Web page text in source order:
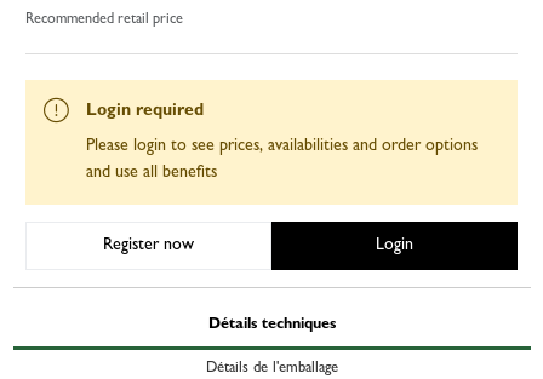
Recommended retail price
Login required
Please login to see prices, availabilities and order options
and use all benefits
Register now Login
Détails techniques
Détails de l'emballage